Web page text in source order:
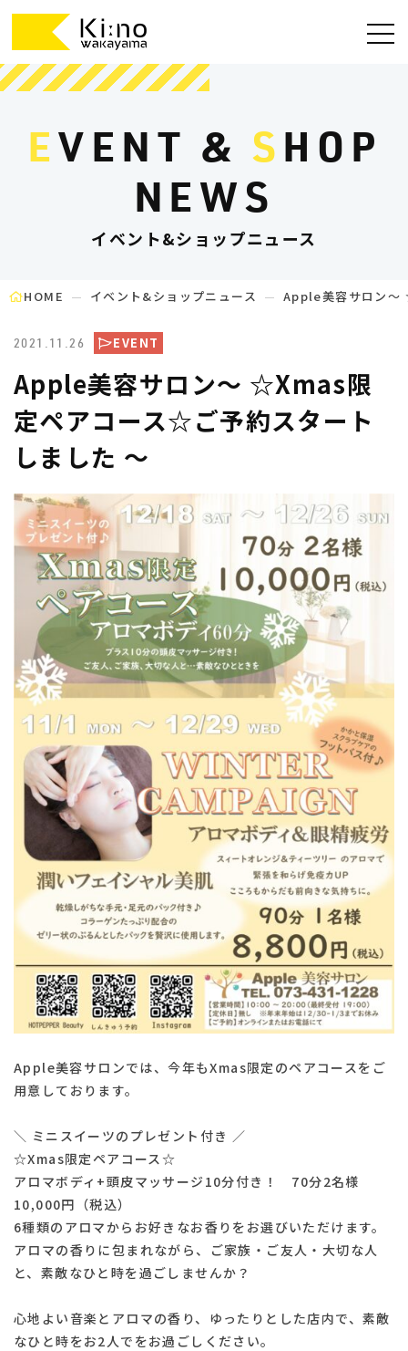
E VENT &S HOP
NEWS
イベント&ショップニュース
HOME イベント&ショップニュース Apple美容サロン～
2021.11.26 EVENT
Apple美容サロン～ ☆Xmas限
定ペアコース☆ご予約スタート
しました ～
Apple美容サロンでは、今年もXmas限定のペアコースをご
用意しております。
＼ ミニスイーツのプレゼント付き ／
☆Xmas限定ペアコース☆
アロマボディ+頭皮マッサージ10分付き！ 70分2名様
10,000円（税込）
6種類のアロマからお好きなお香りをお選びいただけます。
アロマの香りに包まれながら、ご家族・ご友人・大切な人
と、素敵なひと時を過ごしませんか？
心地よい音楽とアロマの香り、ゆったりとした店内で、素敵
なひと時をお2人でをお過ごしください。